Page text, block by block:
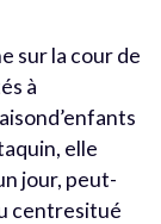
sur la cour de
à
elle
jour, peut-
centresitué